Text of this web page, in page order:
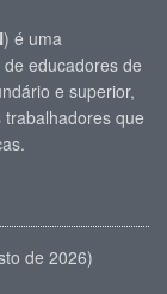
) é uma
educadores de
e superior,
que
de 2026)